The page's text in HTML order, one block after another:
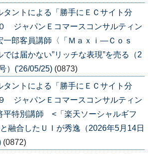
タントによる「勝手にＥＣサイト分
ジャパンＥコマースコンサルティン
郎客員講師〈「Ｍａｘｉ―Ｃｏｓ
では届かない”リッチな表現”を売る（2
）('26/05/25) (0873)
タントによる「勝手にＥＣサイト分
ジャパンＥコマースコンサルティン
特別講師 <「楽天ソーシャルギフ
融合したＵＩが秀逸（2026年5月14日
(0872)